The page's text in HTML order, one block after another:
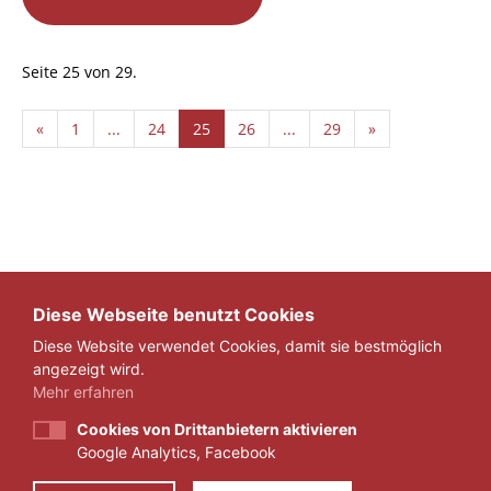
Seite 25 von 29.
« 1 ... 24 25 26 ... 29 »
IMPRESSUM DATENSCHUTZ
Diese Webseite benutzt Cookies
Diese Website verwendet Cookies, damit sie bestmöglich
angezeigt wird.
Mehr erfahren
Cookies von Drittanbietern aktivieren
Google Analytics, Facebook